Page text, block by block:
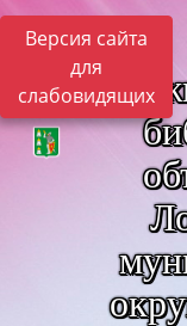
Версия сайта
для
слабовидящих